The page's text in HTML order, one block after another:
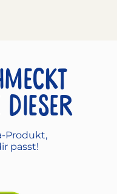
Produkt,
passt!